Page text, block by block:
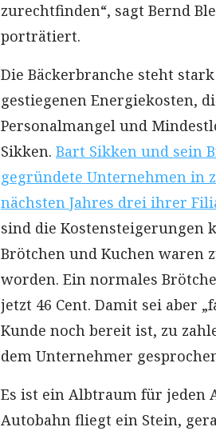
zurechtfinden“, sagt Bernd
porträtiert.
Die Bäckerbranche steht
gestiegenen Energiekosten,
Personalmangel und
Sikken. Bart Sikken und sein
gegründete Unternehmen in
nächsten Jahres drei ihrer
sind die Kostensteigerungen
Brötchen und Kuchen waren
worden. Ein normales
jetzt 46 Cent. Damit sei aber
Kunde noch bereit ist, zu
dem Unternehmer
Es ist ein Albtraum für jeden
Autobahn fliegt ein Stein,